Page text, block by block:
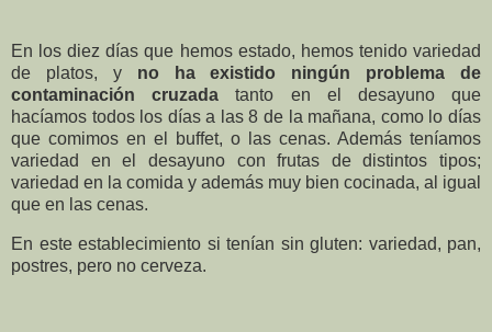
En los diez días que hemos estado, hemos tenido variedad
de platos, y no ha existido ningún problema de
contaminación cruzada tanto en el desayuno que
hacíamos todos los días a las 8 de la mañana, como lo días
que comimos en el buffet, o las cenas. Además teníamos
variedad en el desayuno con frutas de distintos tipos;
variedad en la comida y además muy bien cocinada, al igual
que en las cenas.
En este establecimiento si tenían sin gluten: variedad, pan,
postres, pero no cerveza.